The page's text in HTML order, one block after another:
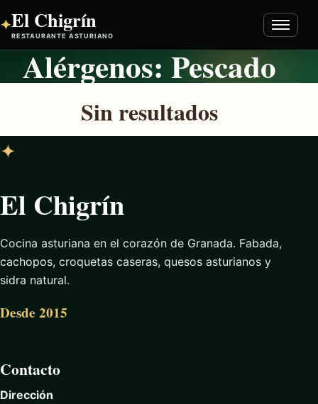
✦El Chigrín
RESTAURANTE ASTURIANO
Abrir
menú
Inicio
Carta
Cocina asturiana
Alérgenos: Pescado
Sin resultados
✦
El Chigrín
Cocina asturiana en el corazón de Granada. Fabada,
cachopos, croquetas caseras, quesos asturianos y
sidra natural.
Desde 2015
Contacto
Dirección